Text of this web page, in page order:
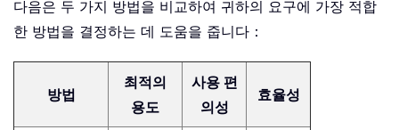
다음은 두 가지 방법을 비교하여 귀하의 요구에 가장 적합
한 방법을 결정하는 데 도움을 줍니다：
방법
최적의
용도
사용 편
의성
효율성